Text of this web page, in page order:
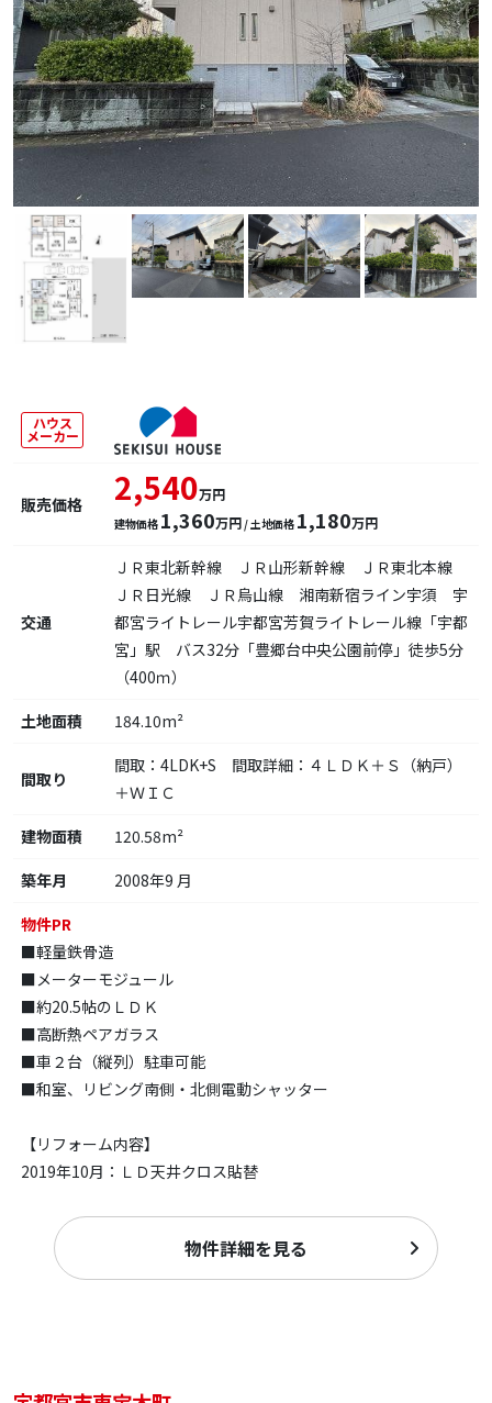
ハウス
メーカー
販売価格 2,540万円
建物価格 1,360万円/ 土地価格 1,180万円
交通
ＪＲ東北新幹線 ＪＲ山形新幹線 ＪＲ東北本線
ＪＲ日光線 ＪＲ烏山線 湘南新宿ライン宇須 宇
都宮ライトレール宇都宮芳賀ライトレール線「宇都
宮」駅 バス32分「豊郷台中央公園前停」徒歩5分
（400ｍ）
土地面積
184.10m²
間取り
間取：4LDK+S 間取詳細：４ＬＤＫ＋Ｓ（納戸）
＋ＷＩＣ
建物面積
120.58m²
築年月
2008年9 月
物件PR
■軽量鉄骨造
■メーターモジュール
■約20.5帖のＬＤＫ
■高断熱ペアガラス
■車２台（縦列）駐車可能
■和室、リビング南側・北側電動シャッター
【リフォーム内容】
2019年10月：ＬＤ天井クロス貼替
物件詳細を見る